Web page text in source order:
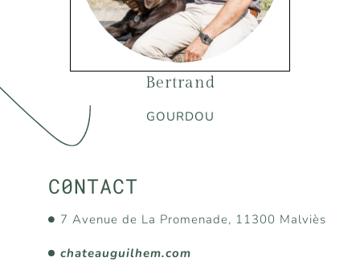
Bertrand
GOURDOU
C0NTACT
7 Avenue de La Promenade, 11300 Malviès
chateauguilhem.com